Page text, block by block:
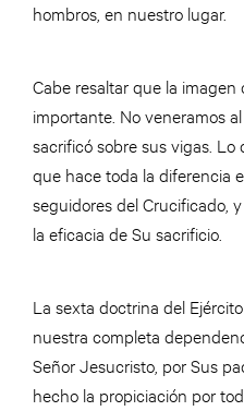
hombros, en nuestro lugar.
Cabe resaltar que la imagen
importante. No veneramos
sacrificó sobre sus vigas.
que hace toda la diferencia
seguidores del Crucificado,
la eficacia de Su sacrificio.
La sexta doctrina del
nuestra completa
Señor Jesucristo, por Sus
hecho la propiciación por